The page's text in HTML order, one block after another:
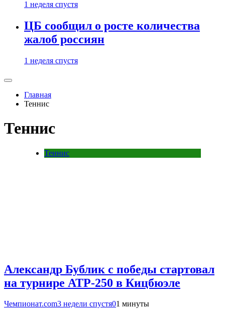
1 неделя спустя
ЦБ сообщил о росте количества
жалоб россиян
1 неделя спустя
Главная
Теннис
Теннис
Теннис
Александр Бублик с победы стартовал
на турнире АТР-250 в Кицбюэле
Чемпионат.com3 недели спустя01 минуты